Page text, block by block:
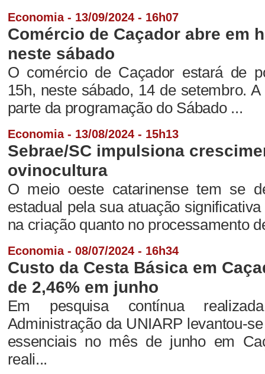
Economia - 13/09/2024 - 16h07
Comércio de Caçador abre em
neste sábado
O comércio de Caçador estará de
15h, neste sábado, 14 de setembro.
parte da programação do Sábado ...
Economia - 13/08/2024 - 15h13
Sebrae/SC impulsiona
ovinocultura
O meio oeste catarinense tem se
estadual pela sua atuação
na criação quanto no processamento
Economia - 08/07/2024 - 16h34
Custo da Cesta Básica em
de 2,46% em junho
Em pesquisa contínua
Administração da UNIARP levantou-
essenciais no mês de junho em
reali...